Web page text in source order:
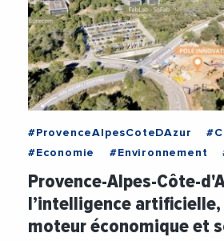
#ProvenceAlpesCoteDAzur
#Economie
#Environnement
#IntelligenceArtificielle
#RechercheEtDeveloppement
#SophiaAntipolis
#Tourisme
Provence-Alpes-Côte-
l’intelligence artificielle,
moteur économique et